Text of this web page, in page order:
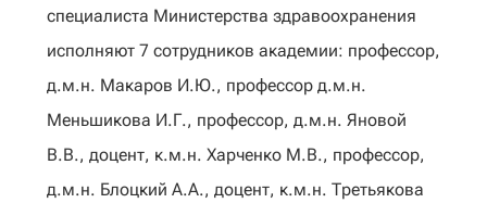
специалиста Министерства здравоохранения
исполняют 7 сотрудников академии: профессор,
д.м.н. Макаров И.Ю., профессор д.м.н.
Меньшикова И.Г., профессор, д.м.н. Яновой
В.В., доцент, к.м.н. Харченко М.В., профессор,
д.м.н. Блоцкий А.А., доцент, к.м.н. Третьякова